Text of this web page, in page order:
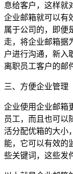
息给客户，这样就
企业邮箱就可以有
属于公司的，即便
走，将企业邮箱据
户进行沟通，新入
离职员工客户的邮
三、方便企业管理
企业使用企业邮箱
员工，而且也可以
活分配优箱的大小
能，它可以有效的
些关键词，这些发